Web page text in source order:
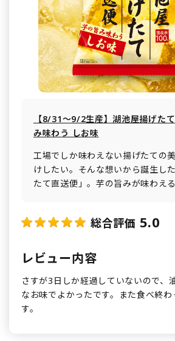
【8/31～9/2生産】湖池屋揚げた
み味わう しお味
工場でしか味わえない揚げたての
けしたい。そんな想いから誕生し
たて直送便」。芋の旨みが味わえ
総合評価 5.0
レビュー内容
さすが3日しか経過していないので、
なお味でよかったです。また食べ終わ
す。